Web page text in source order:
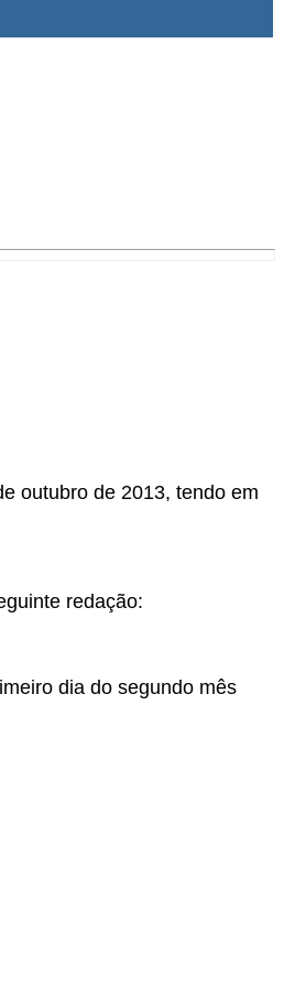
outubro de 2013, tendo em
redação:
dia do segundo mês